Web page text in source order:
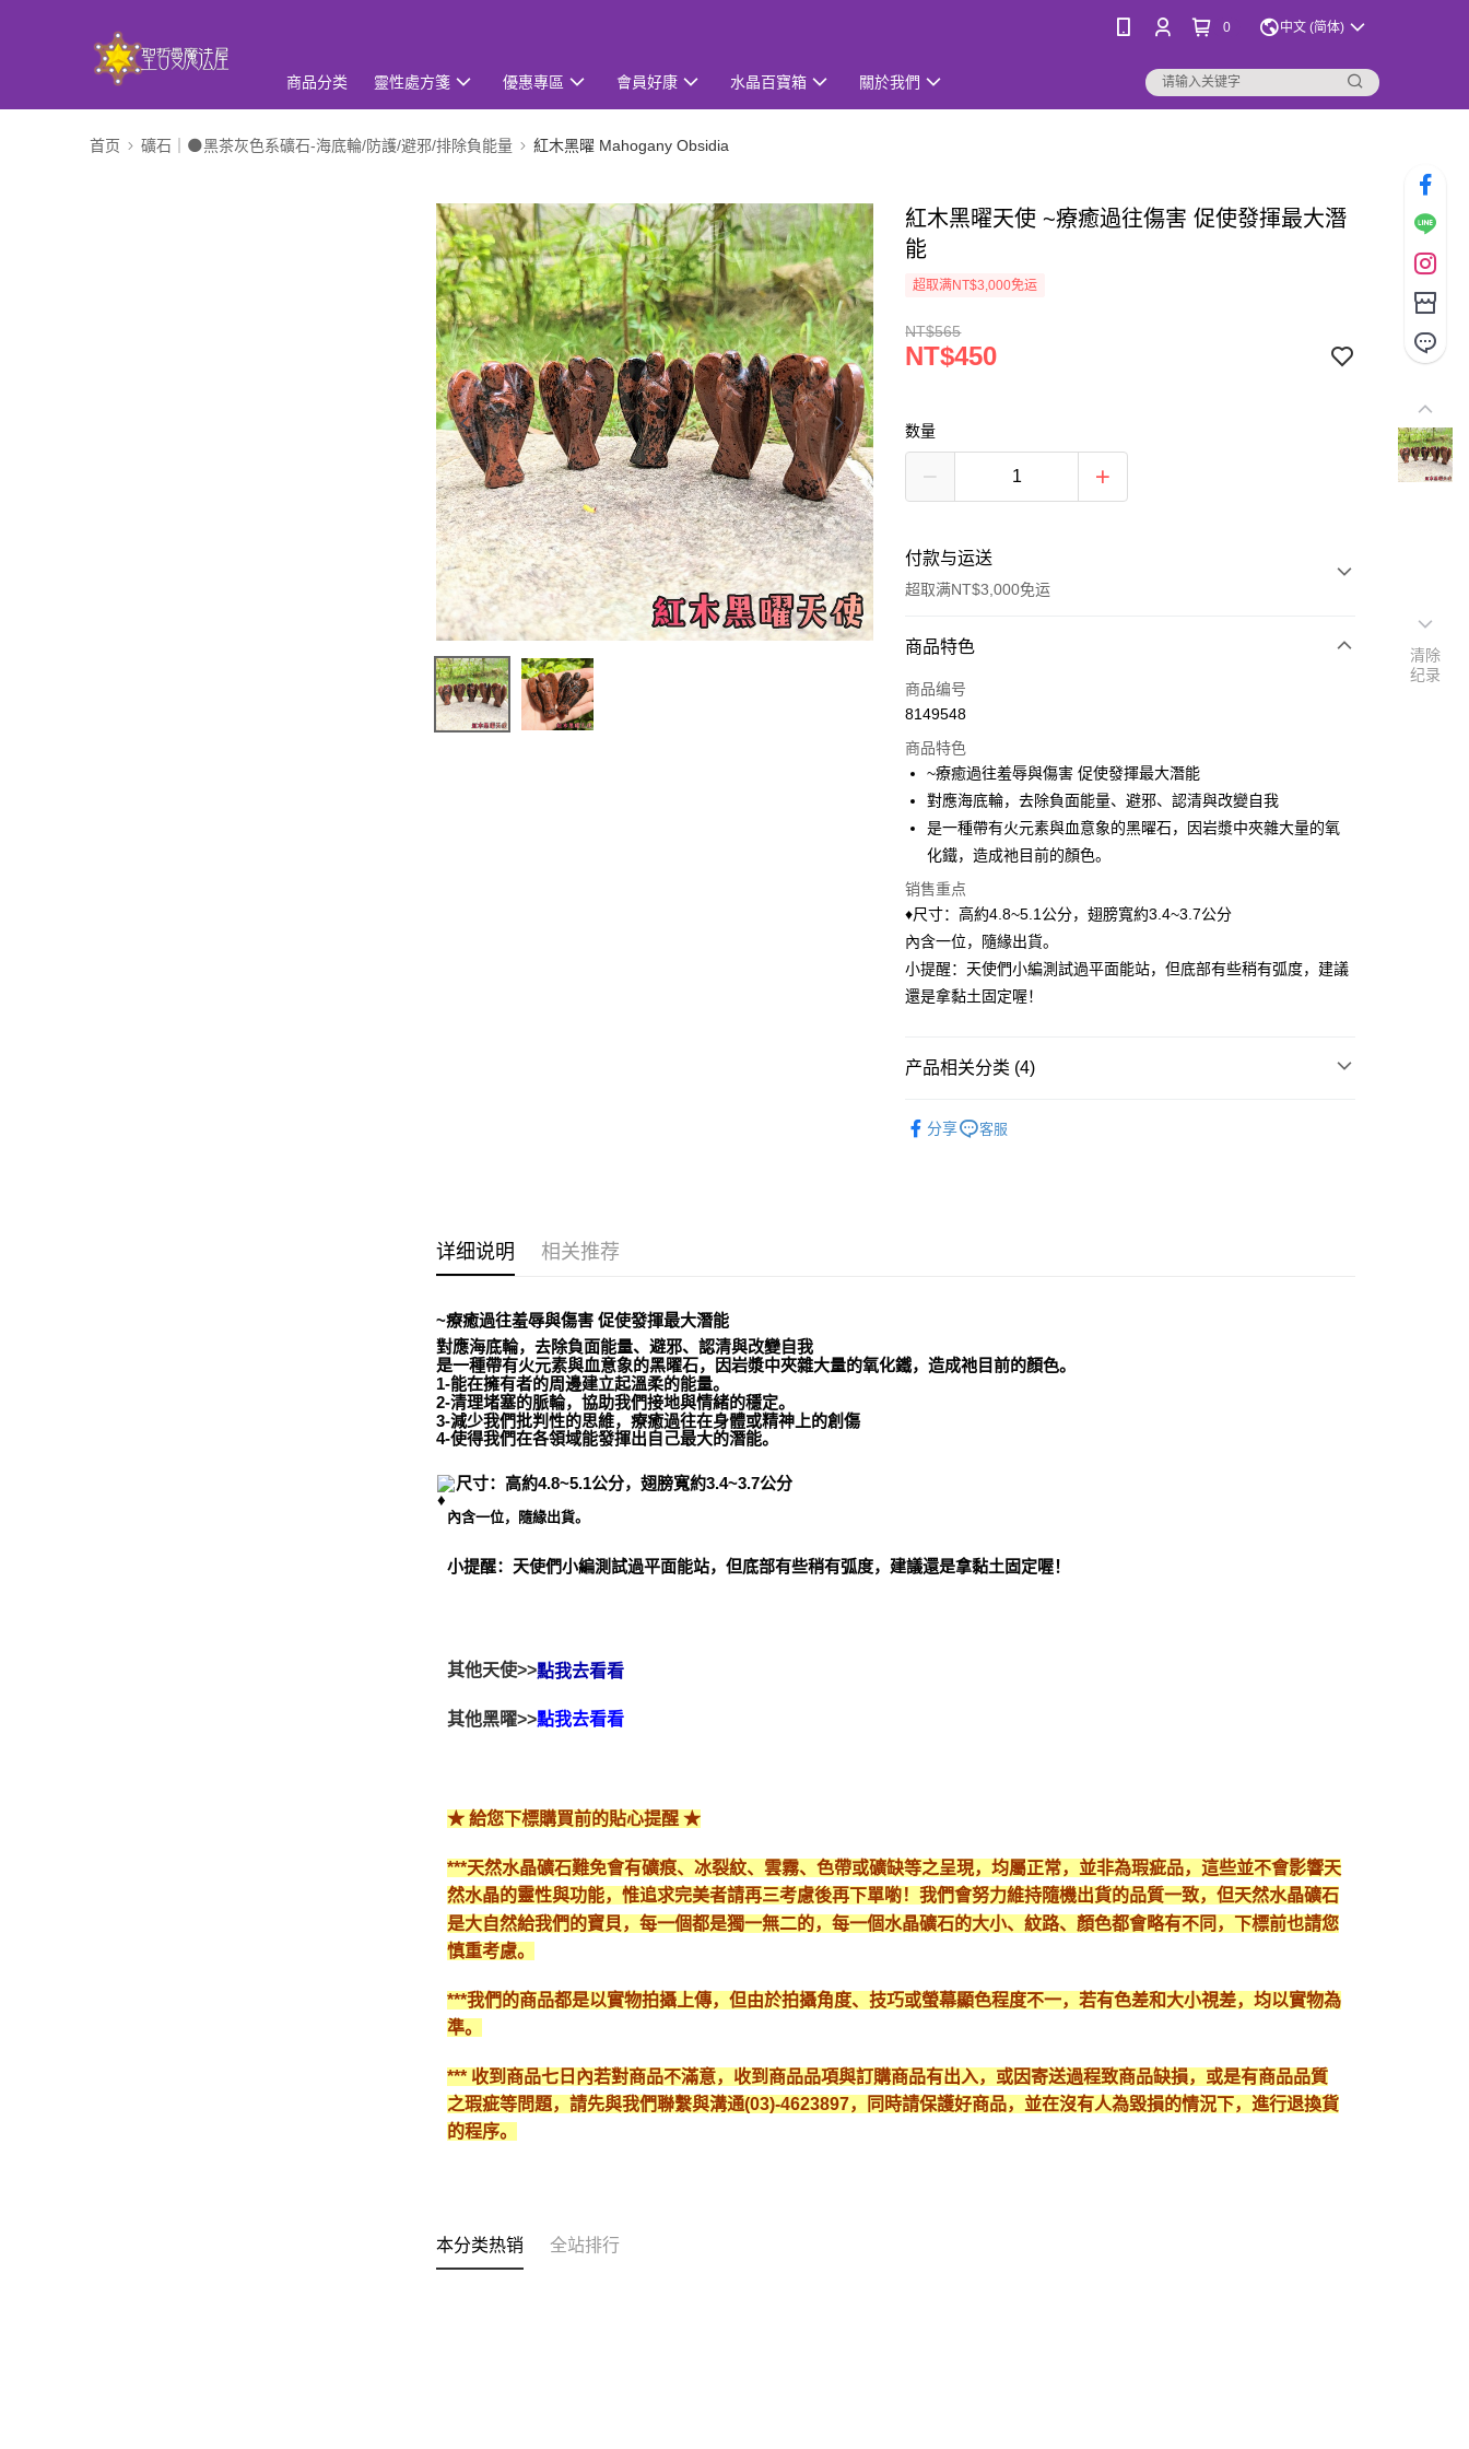
0 中文 (简体)
商品分类 靈性處方箋 優惠專區 會員好康 水晶百寶箱 關於我們
首页 礦石｜🌑黑茶灰色系礦石-海底輪/防護/避邪/排除負能量 紅木黑曜 Mahogany Obsidia
紅木黑曜天使 ~療癒過往傷害 促使發揮最大潛
能
超取满NT$3,000免运
NT$565
NT$450
数量
付款与运送
超取满NT$3,000免运
付款方式
信用卡一次付款
LINE Pay
Apple Pay
街口支付
悠遊付
运送方式
每笔NT$80，满NT$3,000(含以上)免运费
每笔NT$80，满NT$3,000(含以上)免运费
商品特色
商品编号
8149548
商品特色
~療癒過往羞辱與傷害 促使發揮最大潛能
對應海底輪，去除負面能量、避邪、認清與改變自我
是一種帶有火元素與血意象的黑曜石，因岩漿中夾雜大量的氧
化鐵，造成祂目前的顏色。
销售重点
♦️尺寸：高約4.8~5.1公分，翅膀寬約3.4~3.7公分
內含一位，隨緣出貨。
小提醒：天使們小編測試過平面能站，但底部有些稍有弧度，建議
還是拿黏土固定喔！
产品相关分类 (4)
曜 Mahogany Obsidia
分享 客服
详细说明 相关推荐
~療癒過往羞辱與傷害 促使發揮最大潛能
對應海底輪，去除負面能量、避邪、認清與改變自我
是一種帶有火元素與血意象的黑曜石，因岩漿中夾雜大量的氧化鐵，造成祂目前的顏色。
1-能在擁有者的周邊建立起溫柔的能量。
2-清理堵塞的脈輪，協助我們接地與情緒的穩定。
3-減少我們批判性的思維，療癒過往在身體或精神上的創傷
4-使得我們在各領域能發揮出自己最大的潛能。
尺寸：高約4.8~5.1公分，翅膀寬約3.4~3.7公分
內含一位，隨緣出貨。
小提醒：天使們小編測試過平面能站，但底部有些稍有弧度，建議還是拿黏土固定喔！
其他天使>>點我去看看
其他黑曜>>點我去看看
★ 給您下標購買前的貼心提醒 ★
***天然水晶礦石難免會有礦痕、冰裂紋、雲霧、色帶或礦缺等之呈現，均屬正常，並非為瑕疵品，這些並不會影響天
然水晶的靈性與功能，惟追求完美者請再三考慮後再下單喲！我們會努力維持隨機出貨的品質一致，但天然水晶礦石
是大自然給我們的寶貝，每一個都是獨一無二的，每一個水晶礦石的大小、紋路、顏色都會略有不同，下標前也請您
慎重考慮。
***我們的商品都是以實物拍攝上傳，但由於拍攝角度、技巧或螢幕顯色程度不一，若有色差和大小視差，均以實物為
準。
*** 收到商品七日內若對商品不滿意，收到商品品項與訂購商品有出入，或因寄送過程致商品缺損，或是有商品品質
之瑕疵等問題，請先與我們聯繫與溝通(03)-4623897，同時請保護好商品，並在沒有人為毀損的情況下，進行退換貨
的程序。
本分类热销 全站排行
清除
纪录